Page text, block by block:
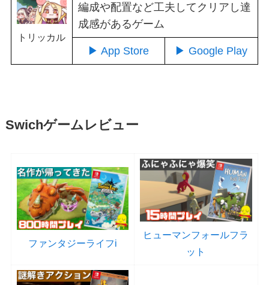
トリッカル
編成や配置など工夫してクリアし達
成感があるゲーム
▶ App Store ▶ Google Play
Swichゲームレビュー
ファンタジーライフi
ヒューマンフォールフラ
ット